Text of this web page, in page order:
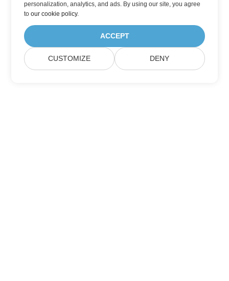
personalization, analytics, and ads. By using our site, you agree
toour cookie policy.
ACCEPT
CUSTOMIZE DENY